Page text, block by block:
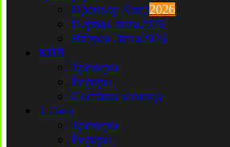
Премьер Лига2026
Первая лига2026
Вторая Лига2026
КПЛ
Тренеры
Рефери
Составы команд
1 Лига
Тренеры
Рефери